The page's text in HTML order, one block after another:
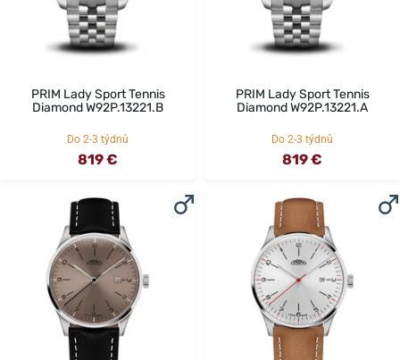
PRIM Lady Sport Tennis
Diamond W92P.13221.B
Do 2-3 týdnů
819 €
PRIM Lady Sport Tennis
Diamond W92P.13221.A
Do 2-3 týdnů
819 €